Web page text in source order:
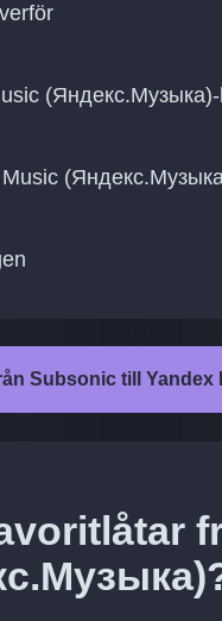
Subsonic till